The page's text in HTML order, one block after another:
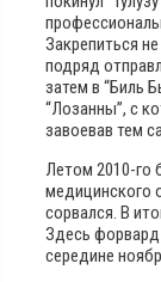
Закрепиться
подряд
затем в “Биль
“Лозанны”, с
завоевав тем
Летом 2010-го
медицинского
сорвался. В
Здесь
середине